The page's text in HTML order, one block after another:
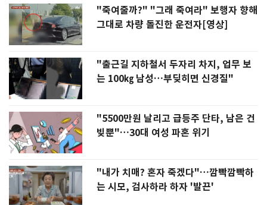
"죽여줄까?" "그래 죽여라" 보행자 향해
그대로 차량 돌진한 운전자[영상]
"출근길 지하철서 두자리 차지, 업무 보
는 100㎏ 남성…부딪히면 신경질"
"5500만원 날리고 급등주 단타, 남은 건
빚뿐"…30대 여성 파혼 위기
"내가 치매? 혼자 죽겠다"…깜빡깜빡하
는 시모, 검사하라 하자 '발끈'